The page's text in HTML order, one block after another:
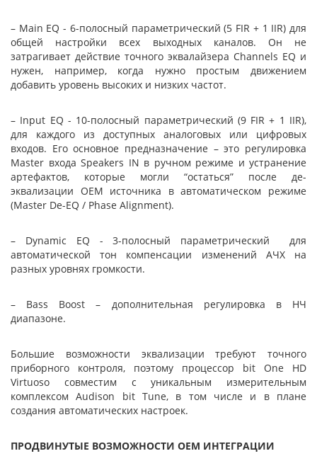
– Main EQ - 6-полосный параметрический (5 FIR + 1 IIR) для
общей настройки всех выходных каналов. Он не
затрагивает действие точного эквалайзера Channels EQ и
нужен, например, когда нужно простым движением
добавить уровень высоких и низких частот.
– Input EQ - 10-полосный параметрический (9 FIR + 1 IIR),
для каждого из доступных аналоговых или цифровых
входов. Его основное предназначение – это регулировка
Master входа Speakers IN в ручном режиме и устранение
артефактов, которые могли “остаться” после де-
эквализации ОЕМ источника в автоматическом режиме
(Master De-EQ / Phase Alignment).
– Dynamic EQ - 3-полосный параметрический для
автоматической тон компенсации изменений АЧХ на
разных уровнях громкости.
– Bass Boost – дополнительная регулировка в НЧ
диапазоне.
Большие возможности эквализации требуют точного
приборного контроля, поэтому процессор bit One HD
Virtuoso совместим с уникальным измерительным
комплексом Audison bit Tune, в том числе и в плане
создания автоматических настроек.
ПРОДВИНУТЫЕ ВОЗМОЖНОСТИ ОЕМ ИНТЕГРАЦИИ